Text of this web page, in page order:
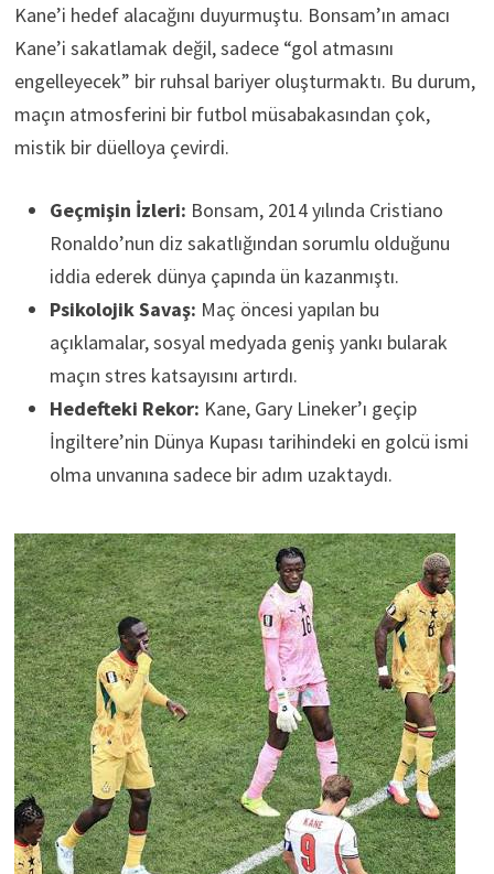
Kane’i hedef alacağını duyurmuştu. Bonsam’ın amacı
Kane’i sakatlamak değil, sadece “gol atmasını
engelleyecek” bir ruhsal bariyer oluşturmaktı. Bu durum,
maçın atmosferini bir futbol müsabakasından çok,
mistik bir düelloya çevirdi.
Geçmişin İzleri: Bonsam, 2014 yılında Cristiano
Ronaldo’nun diz sakatlığından sorumlu olduğunu
iddia ederek dünya çapında ün kazanmıştı.
Psikolojik Savaş: Maç öncesi yapılan bu
açıklamalar, sosyal medyada geniş yankı bularak
maçın stres katsayısını artırdı.
Hedefteki Rekor: Kane, Gary Lineker’ı geçip
İngiltere’nin Dünya Kupası tarihindeki en golcü ismi
olma unvanına sadece bir adım uzaktaydı.